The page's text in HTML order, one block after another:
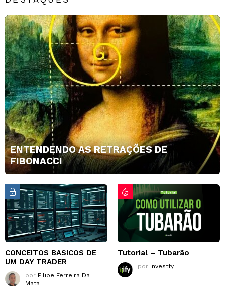
ENTENDENDO AS RETRAÇÕES DE
FIBONACCI
CONCEITOS BASICOS DE
UM DAY TRADER
por Filipe Ferreira Da
Mata
Tutorial – Tubarão
por Investfy